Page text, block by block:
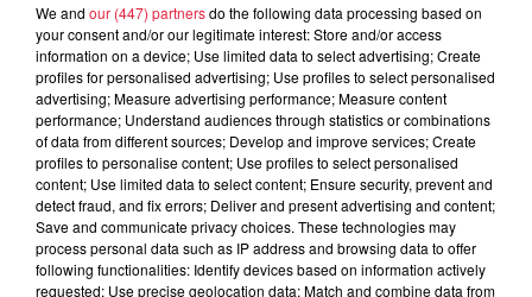
Toute l'actu
16h00
À Hoerdt, de l’eau brune sort des
robinets
We and our (447) partnersdo the following data processing based on
your consent and/or our legitimate interest: Store and/or access
information on a device; Use limited data to select advertising; Create
profiles for personalised advertising; Use profiles to select personalised
advertising; Measure advertising performance; Measure content
performance; Understand audiences through statistics or combinations
of data from different sources; Develop and improve services; Create
profiles to personalise content; Use profiles to select personalised
content; Use limited data to select content; Ensure security, prevent and
detect fraud, and fix errors; Deliver and present advertising and content;
Save and communicate privacy choices. These technologies may
process personal data such as IP address and browsing data to offer
following functionalities: Identify devices based on information actively
requested; Use precise geolocation data; Match and combine data from